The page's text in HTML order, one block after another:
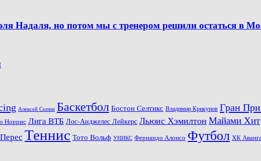
Надаля, но потом мы с тренером решили остаться в
Алексей Сопин Баскетбол Бостон Селтикс Владимир Крикунов Гран
Норрис Лига ВТБ Лос-Анджелес Лейкерс Льюис Хэмилтон Майами Хит
Теннис Тото Вольф УНИКС Фернандо Алонсо Футбол ХК